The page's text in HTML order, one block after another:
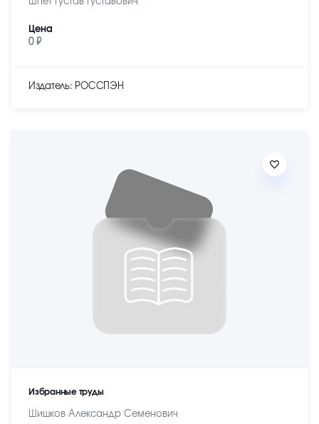
Шпет Густав Густавович
Цена
0 ₽
Издатель: РОССПЭН
Избранные труды
Шишков Александр Семенович